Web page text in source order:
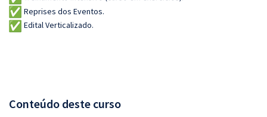
Reprises dos Eventos.
Edital Verticalizado.
Conteúdo deste curso